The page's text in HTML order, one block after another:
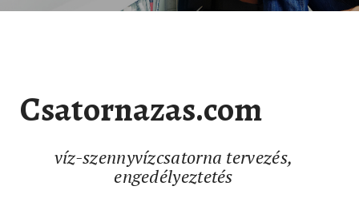
Csatornazas.com
víz-szennyvízcsatorna tervezés,
engedélyeztetés